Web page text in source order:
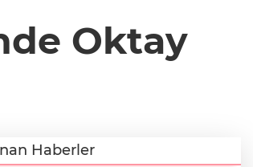
Oktay
Haberler